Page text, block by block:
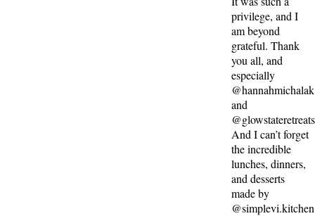
privilege, and I
am beyond
grateful. Thank
you all, and
especially
@hannahmichalak
and
@glowstateretreats
And I can’t forget
the incredible
lunches, dinners,
and desserts
made by
@simplevi.kitchen